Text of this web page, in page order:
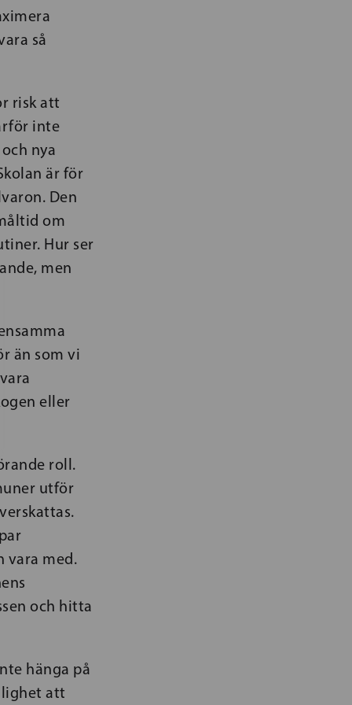
så
risk att
inte
nya
är för
Den
om
Hur ser
men
än som vi
eller
roll.
utför
vara med.
och hitta
hänga på
att